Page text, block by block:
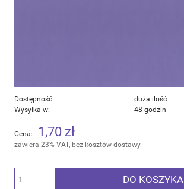
Dostępność:
duża ilość
Wysyłka w:
48 godzin
Cena: 1,70 zł
zawiera 23% VAT, bez kosztów dostawy
DO KOSZYKA